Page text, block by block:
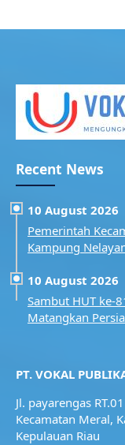
Recent News
10 August 2026
Pemerintah
Kampung
10 August 2026
Sambut HUT ke-
Matangkan
PT. VOKAL
Jl. payarengas
Kecamatan Meral,
Kepulauan Riau